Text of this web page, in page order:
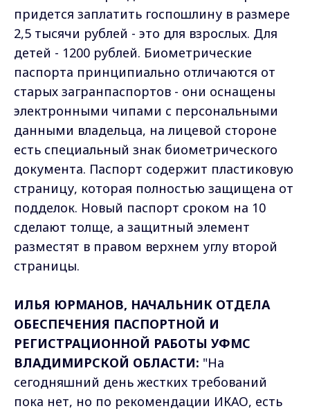
придется заплатить госпошлину в размере
2,5 тысячи рублей - это для взрослых. Для
детей - 1200 рублей. Биометрические
паспорта принципиально отличаются от
старых загранпаспортов - они оснащены
электронными чипами с персональными
данными владельца, на лицевой стороне
есть специальный знак биометрического
документа. Паспорт содержит пластиковую
страницу, которая полностью защищена от
подделок. Новый паспорт сроком на 10
сделают толще, а защитный элемент
разместят в правом верхнем углу второй
страницы.
ИЛЬЯ ЮРМАНОВ, НАЧАЛЬНИК ОТДЕЛА
ОБЕСПЕЧЕНИЯ ПАСПОРТНОЙ И
РЕГИСТРАЦИОННОЙ РАБОТЫ УФМС
ВЛАДИМИРСКОЙ ОБЛАСТИ: "На
сегодняшний день жестких требований
пока нет, но по рекомендации ИКАО, есть